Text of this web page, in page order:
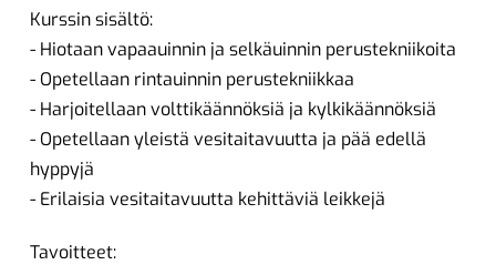
Kurssin sisältö:
- Hiotaan vapaauinnin ja selkäuinnin perustekniikoita
- Opetellaan rintauinnin perustekniikkaa
- Harjoitellaan volttikäännöksiä ja kylkikäännöksiä
- Opetellaan yleistä vesitaitavuutta ja pää edellä
hyppyjä
- Erilaisia vesitaitavuutta kehittäviä leikkejä
Tavoitteet: